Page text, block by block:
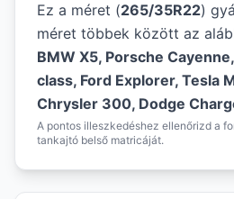
Ez a méret (265/35R22)
méret többek között az
BMW X5, Porsche
class, Ford Explorer, Tesla
Chrysler 300, Dodge
A pontos illeszkedéshez ellenőrizd a
tankajtó belső matricáját.